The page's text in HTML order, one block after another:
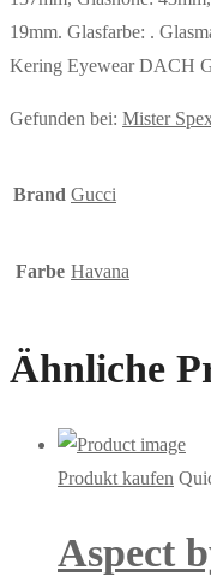
19mm. Glasfarbe: .
Kering Eyewear DACH
Gefunden bei: Mister
Brand Gucci
Farbe Havana
Ähnliche
Produkt kaufen
Aspect